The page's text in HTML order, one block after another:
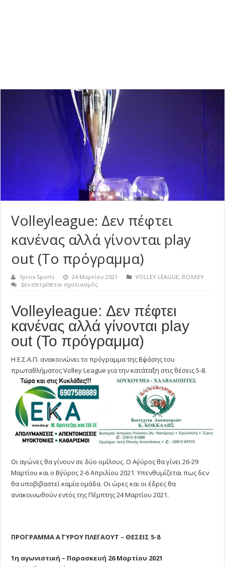
Volleyleague: Δεν πέφτει
κανένας αλλά γίνονται play
out (Το πρόγραμμα)
Syros-Sports 24 Μαρτίου 2021 VOLLEY LEAGUE, ΒΟΛΛΕΥ
Δεν επιτρέπεται σχολιασμόςστο
πέφτει
κανένας
αλλά
γίνονται
play
out
(Το
πρόγραμμα)
Volleyleague: Δεν πέφτει
κανένας αλλά γίνονται play
out (Το πρόγραμμα)
Η Ε.Σ.Α.Π. ανακοινώνει το πρόγραμμα της Β΄φάσης του
πρωταθλήματος Volley League για την κατάταξη στις θέσεις 5-8.
Οι αγώνες θα γίνουν σε δύο ομίλους. Ο Α΄γύρος θα γίνει 26-29
Μαρτίου και ο Β΄γύρος 2-6 Απριλίου 2021. Υπενθυμίζεται πως δεν
θα υποβιβαστεί καμία ομάδα. Οι ώρες και οι έδρες θα
ανακοινωθούν εντός της Πέμπτης 24 Μαρτίου 2021.
ΠΡΟΓΡΑΜΜΑ Α΄ ΓΥΡΟΥ ΠΛΕΪ ΑΟΥΤ – ΘΕΣΕΙΣ 5-8
1η αγωνιστική – Παρασκευή 26 Μαρτίου 2021